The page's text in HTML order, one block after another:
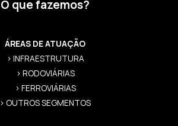
O que fazemos?
ÁREAS DE ATUAÇÃO
> INFRAESTRUTURA
> RODOVIÁRIAS
> FERROVIÁRIAS
> OUTROS SEGMENTOS